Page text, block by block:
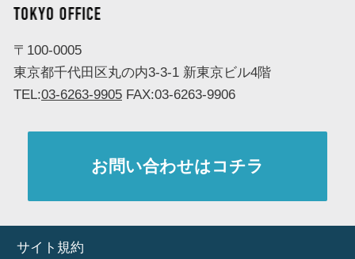
〒100-0005
東京都千代田区丸の内3-3-1 新東京ビル4階
TEL:03-6263-9905 FAX:03-6263-9906
お問い合わせはコチラ
サイト規約